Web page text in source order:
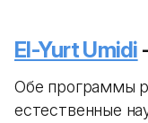
El-Yurt Umidi
Обе программы
естественные